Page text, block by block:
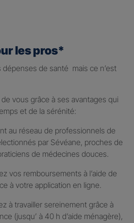
les pros*
dépenses de santé mais ce n’est
vous grâce à ses avantages qui
et de la sérénité:
au réseau de professionnels de
par Sévéane, proches de
de médecines douces.
vos remboursements à l’aide de
à votre application en ligne.
à travailler sereinement grâce à
(jusqu’ à 40 h d’aide ménagère),